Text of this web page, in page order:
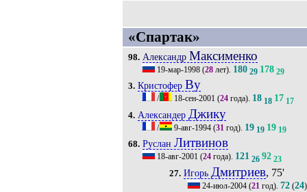
«Спартак»
98. Александр Максименко
19-мар-1998(28лет). 180 29 178 29
3. Кристофер Ву
/ 18-сен-2001 (24года). 18 18 17 17
4. Александер Джику
/ 9-авг-1994(31 год). 19 19 19 19
68. Руслан Литвинов
18-авг-2001 (24года). 121 26 92 23
27. Игорь Дмитриев, 75'
24-июл-2004 (21 год).72 (24)